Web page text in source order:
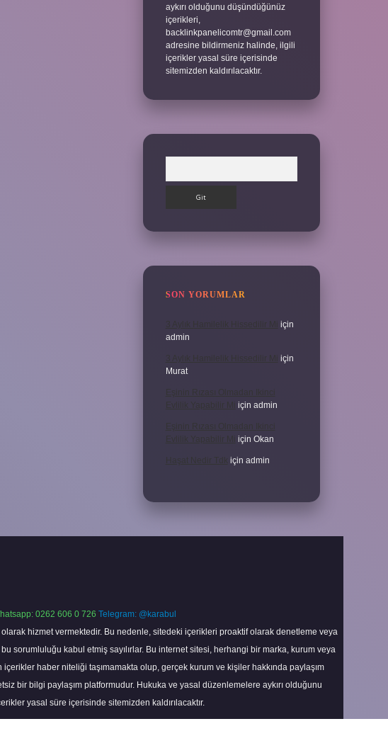
aykırı olduğunu düşündüğünüz
içerikleri,
backlinkpanelicomtr@gmail.com
adresine bildirmeniz halinde, ilgili
içerikler yasal süre içerisinde
sitemizden kaldırılacaktır.
SON YORUMLAR
3 Aylık Hamilelik Hissedilir Mi
için
admin
3 Aylık Hamilelik Hissedilir Mi için
Murat
Eşinin Rızası Olmadan Ikinci
Evlilik Yapabilir Mi için admin
Eşinin Rızası Olmadan Ikinci
Evlilik Yapabilir Mi için Okan
Haşat Nedir Tdk için admin
0262 606 0 726 Telegram: @karabul
hizmet vermektedir. Bu nedenle, sitedeki içerikleri proaktif olarak denetleme veya
sorumluluğu kabul etmiş sayılırlar. Bu internet sitesi, herhangi bir marka, kurum veya
içerikler haber niteliği taşımamakta olup, gerçek kurum ve kişiler hakkında paylaşım
bir bilgi paylaşım platformudur. Hukuka ve yasal düzenlemelere aykırı olduğunu
yasal süre içerisinde sitemizden kaldırılacaktır.